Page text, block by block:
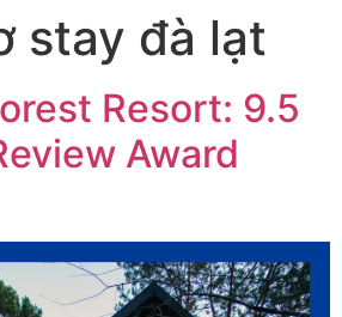
stay đà lạt
Resort: 9.5
Award